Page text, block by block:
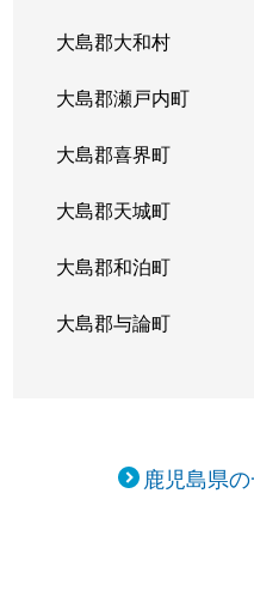
大島郡大和村
大島郡瀬戸内町
大島郡喜界町
大島郡天城町
大島郡和泊町
大島郡与論町
鹿児島県